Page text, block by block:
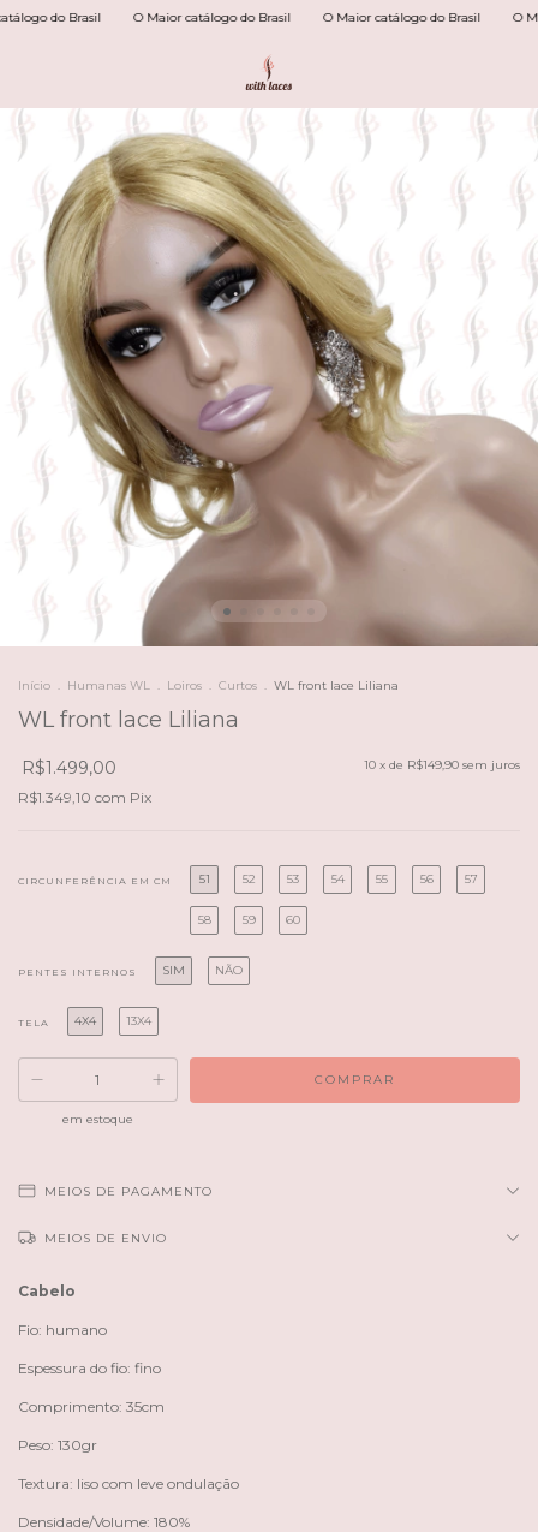
do Brasil O Maior catálogo do Brasil O Maior catálogo do Brasil O
Início . Humanas WL . Loiros . Curtos . WL front lace Liliana
WL front lace Liliana
R$1.499,00 10 x de R$149,90 sem juros
R$1.349,10 com Pix
CIRCUNFERÊNCIA EM CM 51 52 53 54 55 56 57
58 59 60
PENTES INTERNOS SIM NÃO
TELA 4X4 13X4
em estoque
MEIOS DE PAGAMENTO
MEIOS DE ENVIO
Cabelo
Fio: humano
Espessura do fio: fino
Comprimento: 35cm
Peso: 130gr
Textura: liso com leve ondulação
Densidade/Volume: 180%